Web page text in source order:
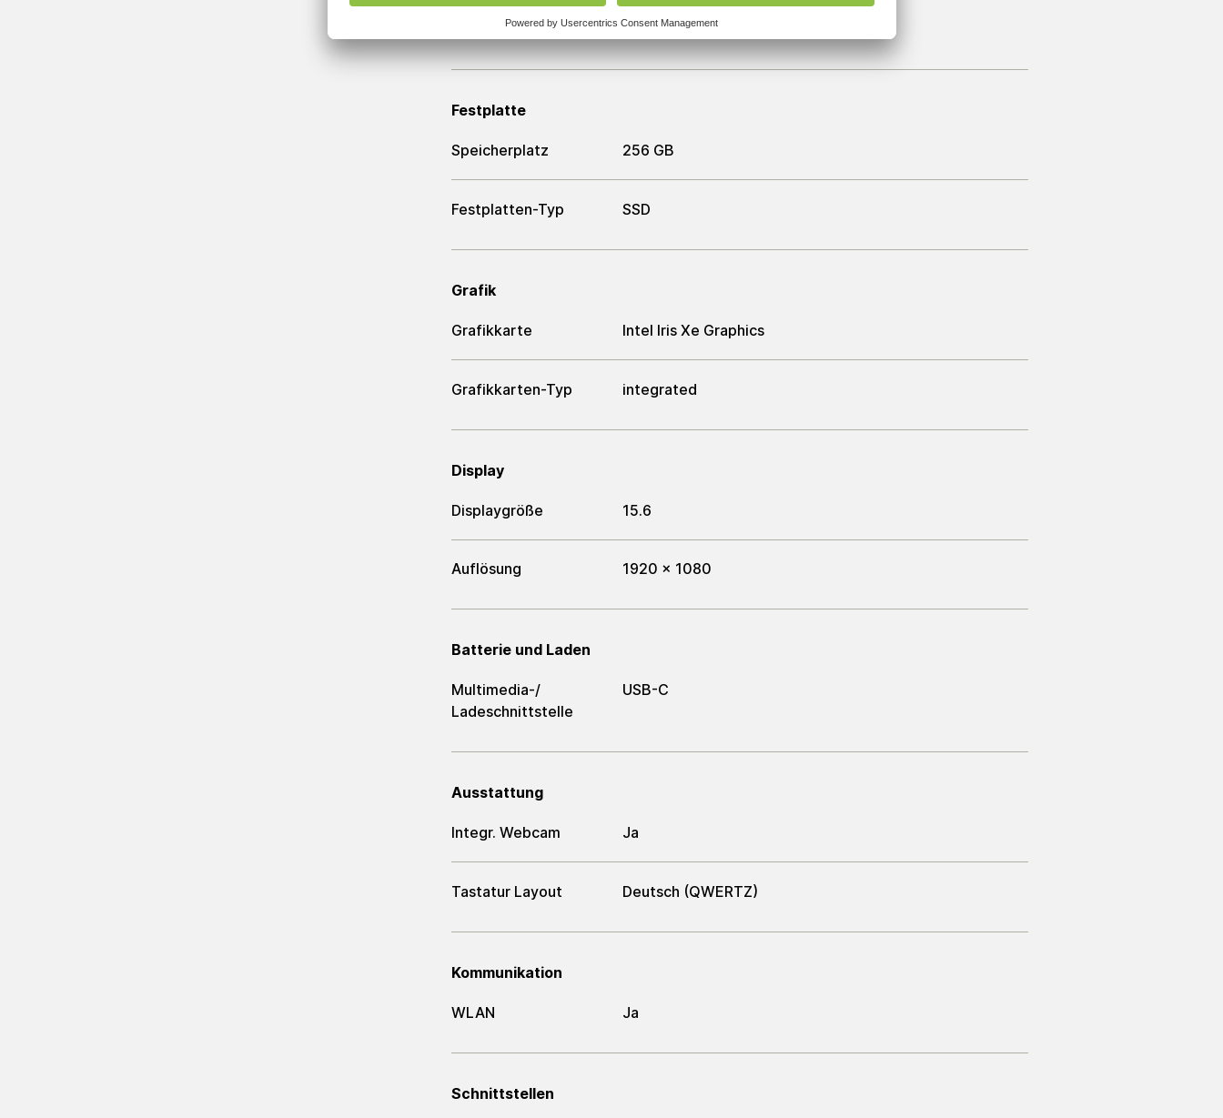
Arbeitsspeicher 16 GB
Festplatte
Speicherplatz 256 GB
Festplatten-Typ SSD
Grafik
Grafikkarte Intel Iris Xe Graphics
Grafikkarten-Typ integrated
Display
Displaygröße 15.6
Auflösung 1920 x 1080
Batterie und Laden
Multimedia-/​
Ladeschnittstelle
USB-C
Ausstattung
Integr. Webcam Ja
Tastatur Layout Deutsch (QWERTZ)
Kommunikation
WLAN Ja
Schnittstellen